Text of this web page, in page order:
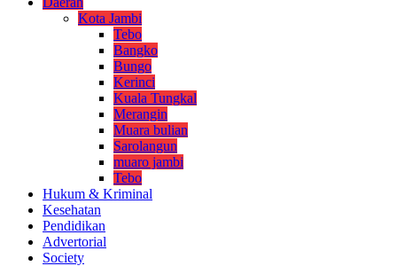
Kota Jambi
Tebo
Bangko
Bungo
Kerinci
Kuala Tungkal
Merangin
Muara bulian
Sarolangun
muaro jambi
Tebo
Hukum & Kriminal
Kesehatan
Pendidikan
Advertorial
Society